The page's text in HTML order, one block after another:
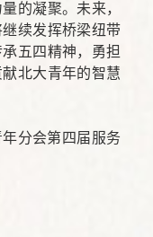
的凝聚。未来，
续发挥桥梁纽带
五四精神，勇担
北大青年的智慧
分会第四届服务